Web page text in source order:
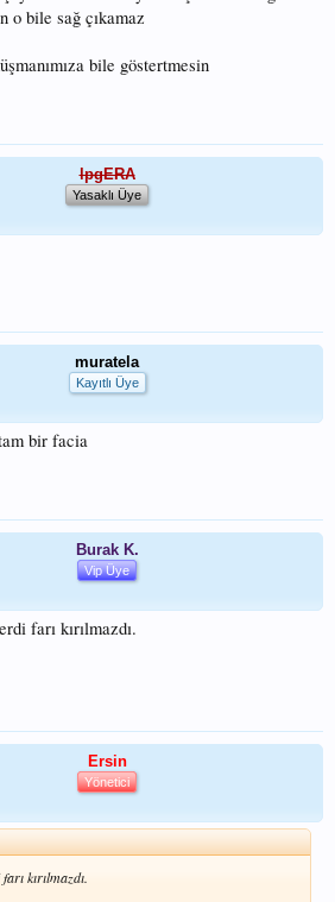
o bile sağ çıkamaz
bile göstertmesin
lpgERA
Yasaklı Üye
muratela
Kayıtlı Üye
bir facia
Burak K.
Vip Üye
farı kırılmazdı.
Ersin
Yönetici
kırılmazdı.